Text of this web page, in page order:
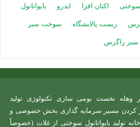
سوختی اکتان افزا ایدرو بایواتانول
زیست پالایشگاه سوخت سبز
زاگرس
نخست بومی سازی تکنولوژی تولید
کردن مسیر سرمایه گذاری بخش خصوصی و
تولید بایواتانول سوختی از غلات (خصوصاً